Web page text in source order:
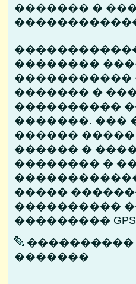
������� �
��������
�����������
������� �
����������
�������. ���
������
������ �
�������� �
�����
����������
���������
����������
�������